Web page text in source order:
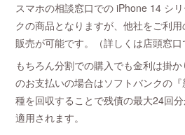
スマホの相談窓口での iPhone 14 シ
クの商品となりますが、他社をご利
販売が可能です。（詳しくは店頭窓口
もちろん分割での購入でも金利は掛
のお支払いの場合はソフトバンクの
種を回収することで残債の最大24回
適用されます。